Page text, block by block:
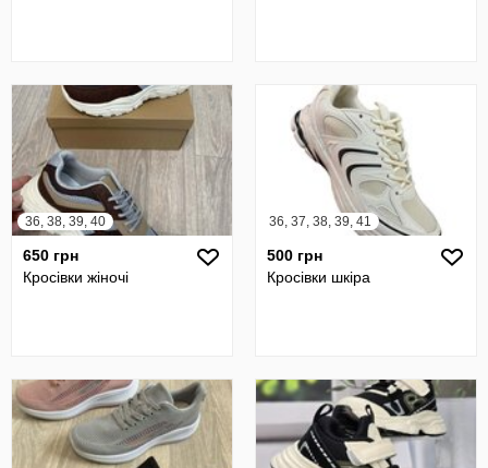
36, 38, 39, 40
650 грн
Кросівки жіночі
36, 37, 38, 39, 41
500 грн
Кросівки шкіра